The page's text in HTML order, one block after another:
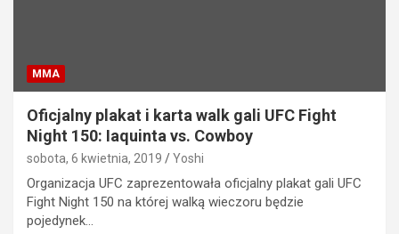
MMA
Oficjalny plakat i karta walk gali UFC Fight
Night 150: Iaquinta vs. Cowboy
sobota, 6 kwietnia, 2019 Yoshi
Organizacja UFC zaprezentowała oficjalny plakat gali UFC
Fight Night 150 na której walką wieczoru będzie
pojedynek…